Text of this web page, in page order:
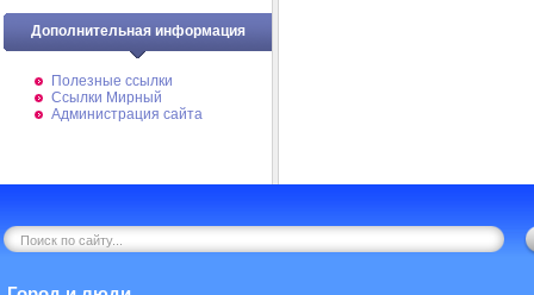
Дополнительная информация
Полезные ссылки
Ссылки Мирный
Администрация сайта